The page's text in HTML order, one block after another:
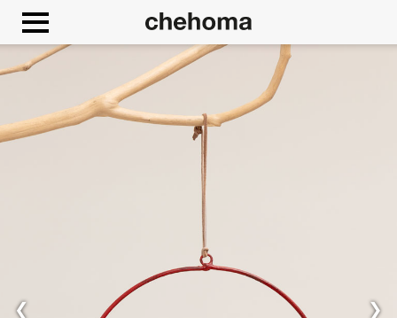
❮ ❯
Panneau de gestion des cookies